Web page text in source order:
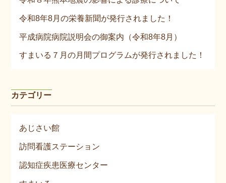
令和8年8月の栄養新聞が発行されました！
平成病院病院説明会の御案内（令和8年8月）
すまいる７月の月間プログラムが発行されました！
カテゴリー
あじさい館
訪問看護ステーション
認知症疾患医療センター